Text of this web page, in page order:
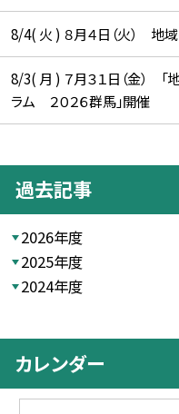
8/4( 火 ) ８月４日（火） 地
8/3( 月 ) ７月３１日（金）
ラム ２０２６群馬」開催
過去記事
2026年度
2025年度
2024年度
カレンダー